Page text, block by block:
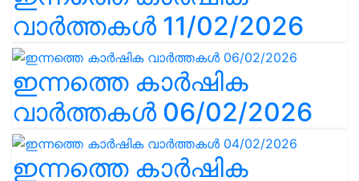
വാർത്തകൾ 11/02/2026
ഇന്നത്തെ കാർഷിക
വാർത്തകൾ 06/02/2026
ഇന്നത്തെ കാർഷിക